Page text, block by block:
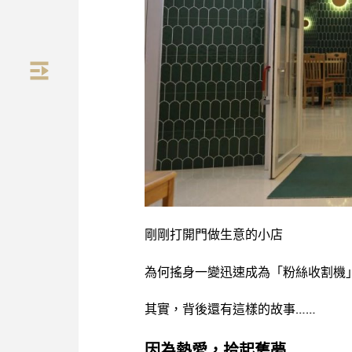
剛剛打開門做生意的小店
為何搖身一變迅速成為「粉絲收割機
其實，背後還有這樣的故事……